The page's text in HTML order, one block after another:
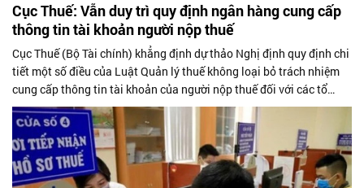
Cục Thuế: Vẫn duy trì quy định ngân hàng cung cấp
thông tin tài khoản người nộp thuế
Cục Thuế (Bộ Tài chính) khẳng định dự thảo Nghị định quy định chi
tiết một số điều của Luật Quản lý thuế không loại bỏ trách nhiệm
cung cấp thông tin tài khoản của người nộp thuế đối với các tổ
chức tín dụng như một số thông tin phản ánh thời gian gần đây.